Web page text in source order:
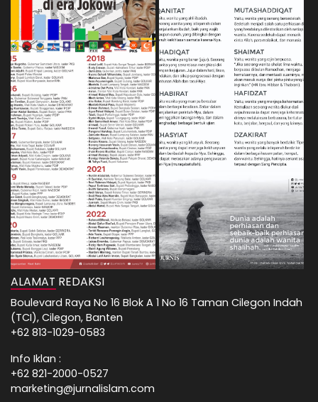
ALAMAT REDAKSI
Boulevard Raya No 16 Blok A 1 No 16 Taman Cilegon Indah
(TCI), Cilegon, Banten
+62 813-1029-0583
Info Iklan :
+62 821-2000-0527
marketing@jurnalislam.com